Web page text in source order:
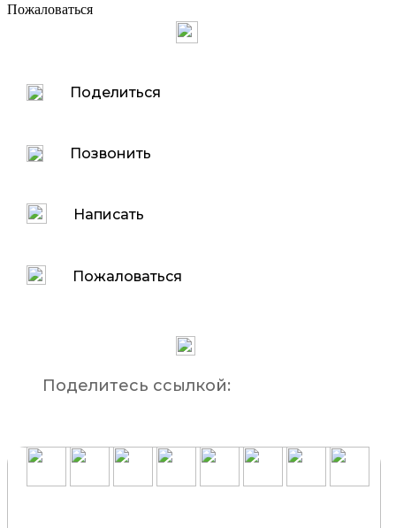
Пожаловаться
Поделиться
Позвонить
Написать
Пожаловаться
Поделитесь ссылкой: